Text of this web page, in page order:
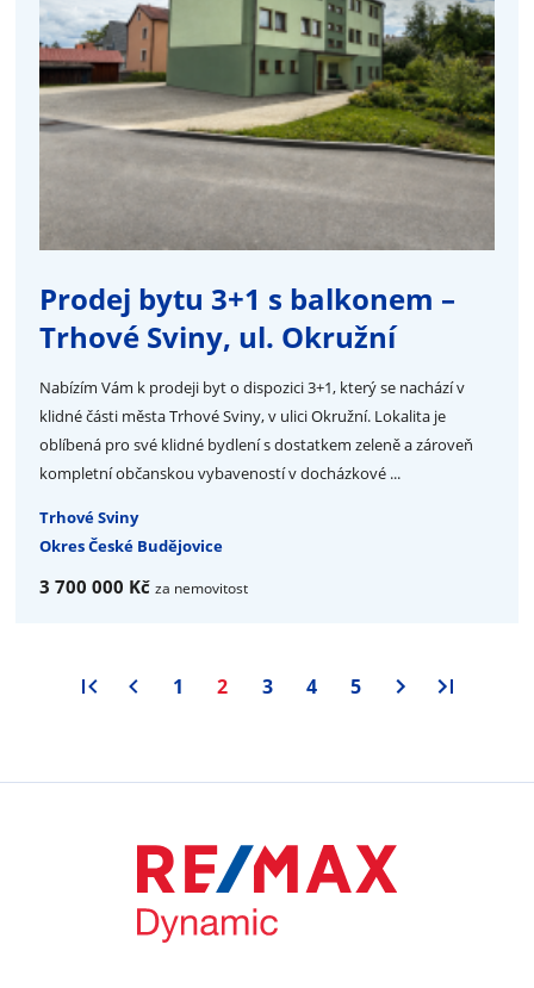
Prodej bytu 3+1 s balkonem –
Trhové Sviny, ul. Okružní
Nabízím Vám k prodeji byt o dispozici 3+1, který se nachází v
klidné části města Trhové Sviny, v ulici Okružní. Lokalita je
oblíbená pro své klidné bydlení s dostatkem zeleně a zároveň
kompletní občanskou vybaveností v docházkové ...
Trhové Sviny
Okres České Budějovice
3 700 000 Kč za nemovitost
1 2 3 4 5